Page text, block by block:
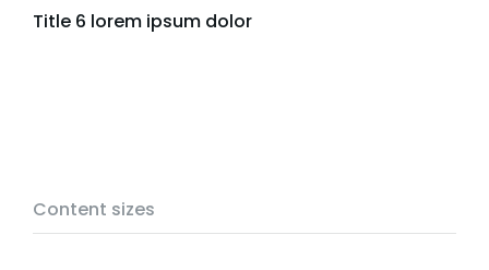
Title 6 lorem ipsum dolor
Content sizes